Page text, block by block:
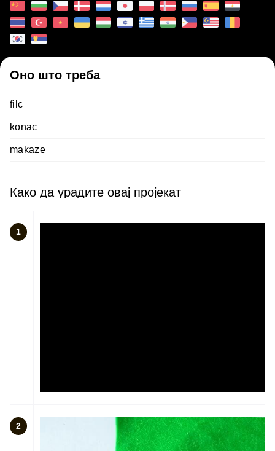
Оно што треба
filc
konac
makaze
Како да урадите овај пројекат
1
2